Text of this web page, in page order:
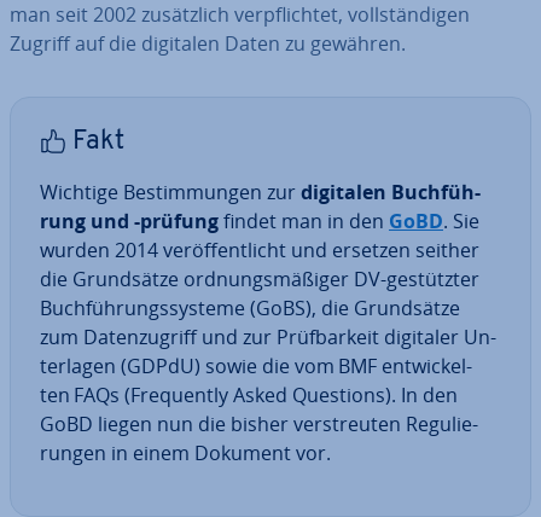
man seit 2002 zu­sätz­lich ver­pflich­tet, voll­stän­di­gen
Zugriff auf die digitalen Daten zu gewähren.
Fakt
Wichtige Be­stim­mun­gen zurdigitalen Buch­füh­
rung und -prüfungfindet man in den GoBD. Sie
wurden 2014 ver­öf­fent­licht und ersetzen seither
die Grund­sät­ze ord­nungs­mä­ßi­ger DV-ge­stütz­ter
Buch­füh­rungs­sys­te­me (GoBS), die Grund­sät­ze
zum Da­ten­zu­griff und zur Prüf­bar­keit digitaler Un­
ter­la­gen (GDPdU) sowie die vom BMF ent­wi­ckel­
ten FAQs (Fre­quent­ly Asked Questions). In den
GoBD liegen nun die bisher ver­streu­ten Re­gu­lie­
run­gen in einem Dokument vor.